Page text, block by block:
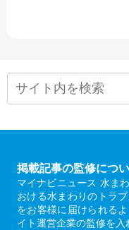
掲載記事の監修につ
マイナビニュース 水ま
おける水まわりのトラ
をお客様に届けられる
イト運営企業の監修を入